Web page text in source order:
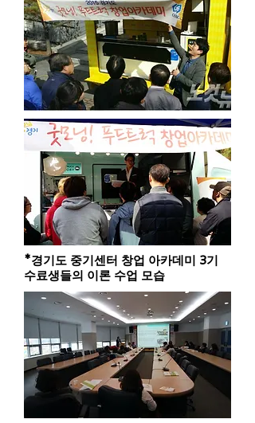
*경기도 중기센터 창업 아카데미 3기
수료생들의 이론 수업 모습